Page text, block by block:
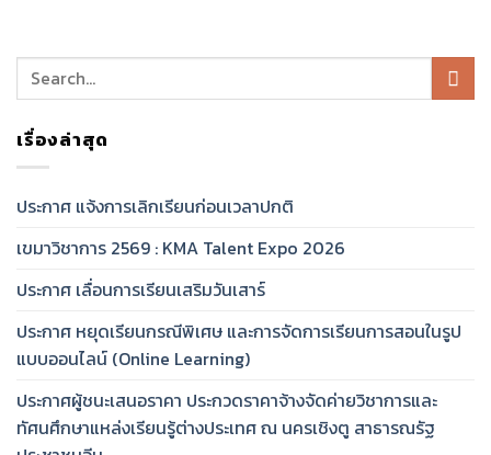
เรื่องล่าสุด
ประกาศ แจ้งการเลิกเรียนก่อนเวลาปกติ
เขมาวิชาการ 2569 : KMA Talent Expo 2026
ประกาศ เลื่อนการเรียนเสริมวันเสาร์
ประกาศ หยุดเรียนกรณีพิเศษ และการจัดการเรียนการสอนในรูป
แบบออนไลน์ (Online Learning)
ประกาศผู้ชนะเสนอราคา ประกวดราคาจ้างจัดค่ายวิชาการและ
ทัศนศึกษาแหล่งเรียนรู้ต่างประเทศ ณ นครเชิงตู สาธารณรัฐ